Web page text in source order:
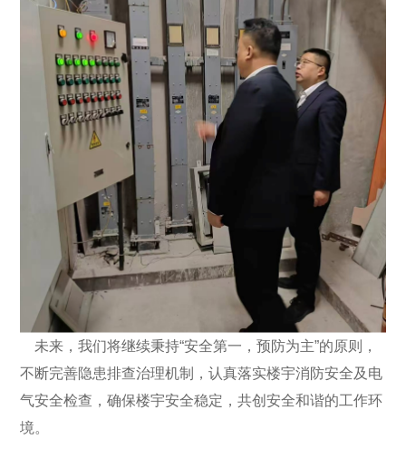
未来，我们将继续秉持“安全第一，预防为主”的原则，
不断完善隐患排查治理机制，认真落实楼宇消防安全及电
气安全检查，确保楼宇安全稳定，共创安全和谐的工作环
境。